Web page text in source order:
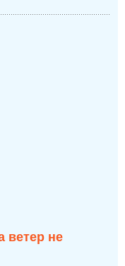
ветер не